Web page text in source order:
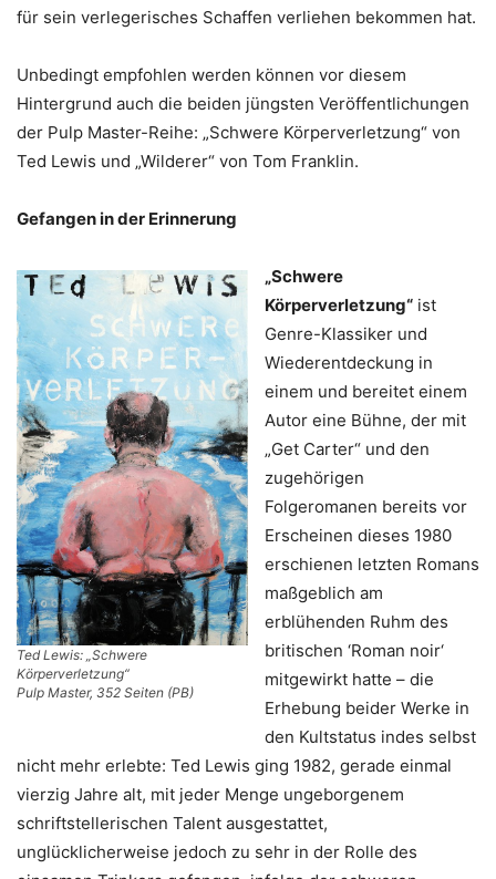
für sein verlegerisches Schaffen verliehen bekommen hat.
Unbedingt empfohlen werden können vor diesem
Hintergrund auch die beiden jüngsten Veröffentlichungen
der Pulp Master-Reihe: „Schwere Körperverletzung“ von
Ted Lewis und „Wilderer“ von Tom Franklin.
Gefangen in der Erinnerung
Ted Lewis: „Schwere
Körperverletzung“
Pulp Master, 352 Seiten (PB)
„Schwere
Körperverletzung“ ist
Genre-Klassiker und
Wiederentdeckung in
einem und bereitet einem
Autor eine Bühne, der mit
„Get Carter“ und den
zugehörigen
Folgeromanen bereits vor
Erscheinen dieses 1980
erschienen letzten Romans
maßgeblich am
erblühenden Ruhm des
britischen ‘Roman noir‘
mitgewirkt hatte – die
Erhebung beider Werke in
den Kultstatus indes selbst
nicht mehr erlebte: Ted Lewis ging 1982, gerade einmal
vierzig Jahre alt, mit jeder Menge ungeborgenem
schriftstellerischen Talent ausgestattet,
unglücklicherweise jedoch zu sehr in der Rolle des